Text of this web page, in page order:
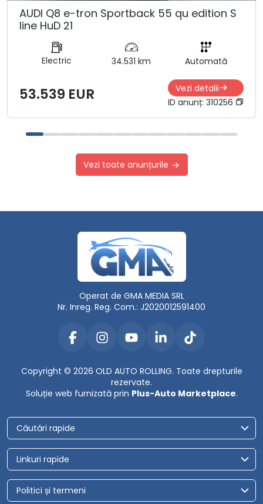
AUDI Q8 e-tron Sportback 55 qu edition S
line HuD 21
Electric 34.531 km Automată
53.539 EUR
Vezi detalii
ID anunț: 310256
Vezi toate anunțurile
Operat de GMA MEDIA SRL
Nr. Inreg. Reg. Com.: J2020012591400
Copyright © 2026 OLD AUTO ROLLING. Toate drepturile
rezervate.
Soluție web furnizată prin Plus-Auto Marketplace.
Căutări rapide
Linkuri rapide
Politici și termeni